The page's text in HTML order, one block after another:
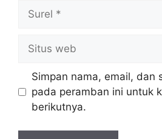
Surel
Situs
web
Simpan nama, email, dan
pada peramban ini untuk
berikutnya.